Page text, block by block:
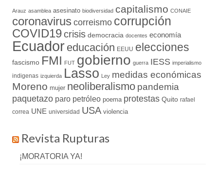
Arauz asamblea asesinato biodiversidad capitalismo CONAIE
coronavirus correismo corrupción
COVID19crisis democracia docentes economía
Ecuador educación EEUU elecciones
fascismo FMI FUT gobierno guerra IESS imperialismo
indigenas izquierda Lasso Ley medidas económicas
Moreno mujer neoliberalismo pandemia
paquetazo paro petróleo poema protestas Quito rafael
correa UNE universidad USA violencia
Revista Rupturas
¡MORATORIA YA!